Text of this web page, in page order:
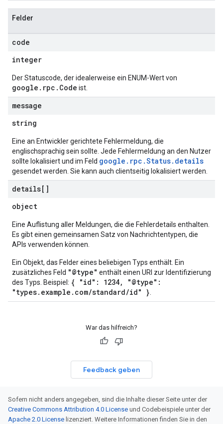
Felder
code
integer
Der Statuscode, der idealerweise ein ENUM-Wert von
google.rpc.Code ist.
message
string
Eine an Entwickler gerichtete Fehlermeldung, die
englischsprachig sein sollte. Jede Fehlermeldung an den Nutzer
sollte lokalisiert und im Feld google.rpc.Status.details
gesendet werden. Sie kann auch clientseitig lokalisiert werden.
details[]
object
Eine Auflistung aller Meldungen, die die Fehlerdetails enthalten.
Es gibt einen gemeinsamen Satz von Nachrichtentypen, die
APIs verwenden können.
Ein Objekt, das Felder eines beliebigen Typs enthält. Ein
zusätzliches Feld "@type" enthält einen URI zur Identifizierung
des Typs. Beispiel: { "id": 1234, "@type":
"types.example.com/standard/id" }
War das hilfreich?
Feedback geben
Sofern nicht anders angegeben, sind die Inhalte dieser Seite unter der
Creative Commons Attribution 4.0 License und Codebeispiele unter der
Apache 2.0 License lizenziert. Weitere Informationen finden Sie in den